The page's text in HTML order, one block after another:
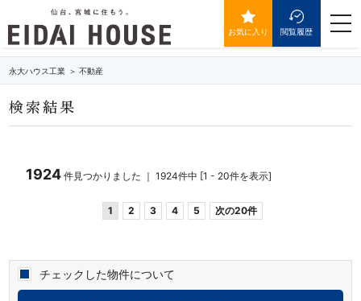
お気に入り 閲覧履歴
永大ハウス工業 不動産
検索結果
1924 件見つかりました ｜ 1924件中 [1 - 20件を表示]
1 2 3 4 5 次の20件
チェックした物件について